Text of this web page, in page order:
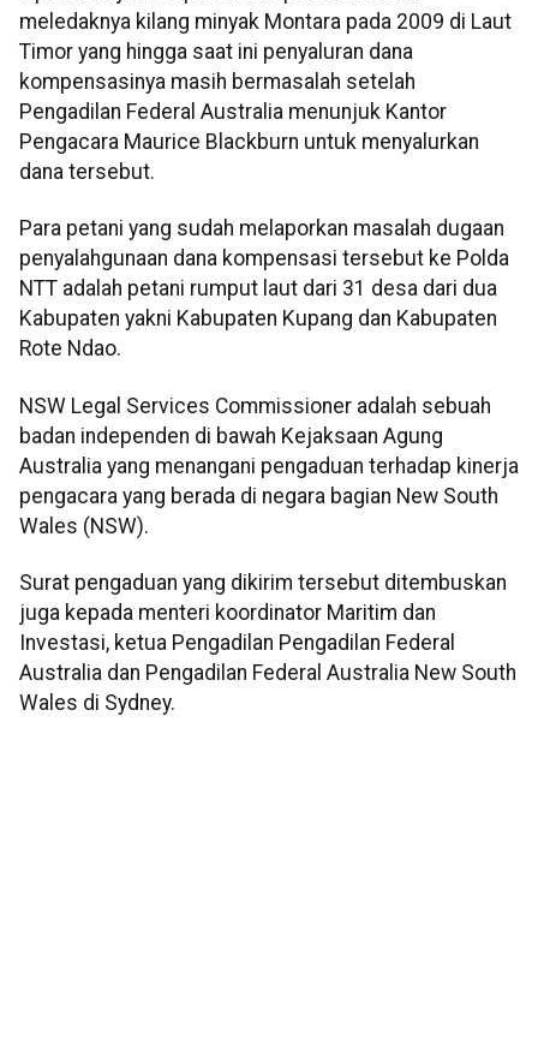
meledaknya kilang minyak Montara pada 2009 di Laut
Timor yang hingga saat ini penyaluran dana
kompensasinya masih bermasalah setelah
Pengadilan Federal Australia menunjuk Kantor
Pengacara Maurice Blackburn untuk menyalurkan
dana tersebut.
Para petani yang sudah melaporkan masalah dugaan
penyalahgunaan dana kompensasi tersebut ke Polda
NTT adalah petani rumput laut dari 31 desa dari dua
Kabupaten yakni Kabupaten Kupang dan Kabupaten
Rote Ndao.
NSW Legal Services Commissioner adalah sebuah
badan independen di bawah Kejaksaan Agung
Australia yang menangani pengaduan terhadap kinerja
pengacara yang berada di negara bagian New South
Wales (NSW).
Surat pengaduan yang dikirim tersebut ditembuskan
juga kepada menteri koordinator Maritim dan
Investasi, ketua Pengadilan Pengadilan Federal
Australia dan Pengadilan Federal Australia New South
Wales di Sydney.